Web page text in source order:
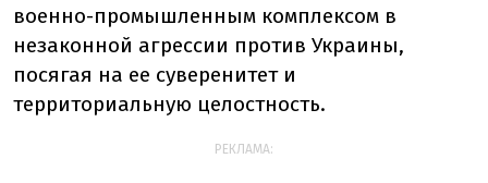
военно-промышленным комплексом в
незаконной агрессии против Украины,
посягая на ее суверенитет и
территориальную целостность.
РЕКЛАМА: